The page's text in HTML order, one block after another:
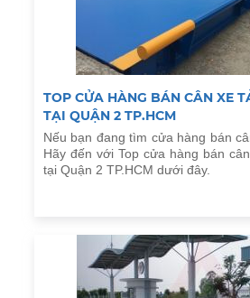
TOP CỬA HÀNG BÁN CÂN XE
TẠI QUẬN 2 TP.HCM
Nếu bạn đang tìm cửa hàng bán
Hãy đến với Top cửa hàng bán
tại Quận 2 TP.HCM dưới đây.